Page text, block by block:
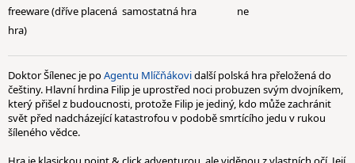
freeware (dříve placená
hra)
samostatná hra
ne
Doktor Šílenec je poAgentu Mlíčňákovidalší polská hra přeložená do
češtiny. Hlavní hrdina Filip je uprostřed noci probuzen svým dvojníkem,
který přišel z budoucnosti, protože Filip je jediný, kdo může zachránit
svět před nadcházející katastrofou v podobě smrtícího jedu v rukou
šíleného vědce.